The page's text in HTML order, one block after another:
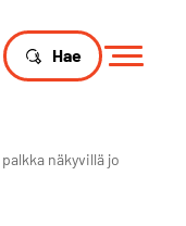
Hae
näkyvillä jo